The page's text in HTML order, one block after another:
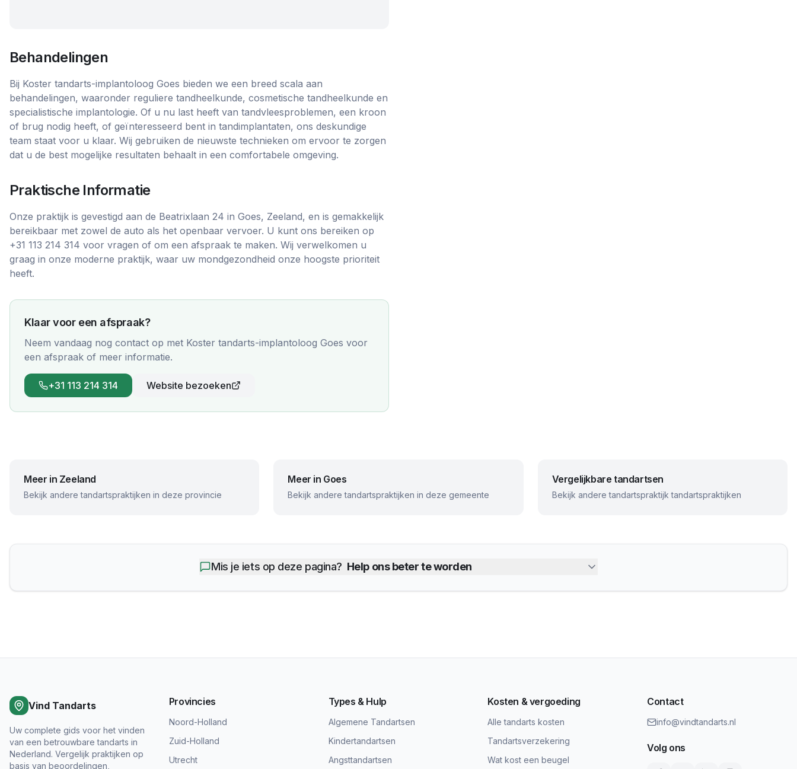
Behandelingen
Bij Koster tandarts-implantoloog Goes bieden we een breed scala aan
behandelingen, waaronder reguliere tandheelkunde, cosmetische tandheelkunde en
specialistische implantologie. Of u nu last heeft van tandvleesproblemen, een kroon
of brug nodig heeft, of geïnteresseerd bent in tandimplantaten, ons deskundige
team staat voor u klaar. Wij gebruiken de nieuwste technieken om ervoor te zorgen
dat u de best mogelijke resultaten behaalt in een comfortabele omgeving.
Praktische Informatie
Onze praktijk is gevestigd aan de Beatrixlaan 24 in Goes, Zeeland, en is gemakkelijk
bereikbaar met zowel de auto als het openbaar vervoer. U kunt ons bereiken op
+31 113 214 314 voor vragen of om een afspraak te maken. Wij verwelkomen u
graag in onze moderne praktijk, waar uw mondgezondheid onze hoogste prioriteit
heeft.
Klaar voor een afspraak?
Neem vandaag nog contact op met Koster tandarts-implantoloog Goes voor
een afspraak of meer informatie.
+31 113 214 314 Website bezoeken
Meer in Zeeland
Bekijk andere tandartspraktijken in deze provincie
Meer in Goes
Bekijk andere tandartspraktijken in deze gemeente
Vergelijkbare tandartsen
Bekijk anderetandartspraktijk tandartspraktijken
Mis je iets op deze pagina? Help ons beter te worden
Vind Tandarts
Uw complete gids voor het vinden
van een betrouwbare tandarts in
Nederland. Vergelijk praktijken op
basis van beoordelingen,
Provincies
Noord-Holland
Zuid-Holland
Utrecht
Types & Hulp
Algemene Tandartsen
Kindertandartsen
Angsttandartsen
Kosten & vergoeding
Alle tandarts kosten
Tandartsverzekering
Wat kost een beugel
Contact
info@vindtandarts.nl
Volg ons